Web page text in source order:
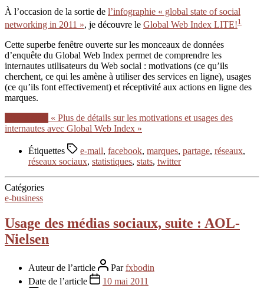
À l’occasion de la sortie de l’infographie « global state of social
networking in 2011 », je découvre le Global Web Index LITE!1
Cette superbe fenêtre ouverte sur les monceaux de données
d’enquête du Global Web Index permet de comprendre les
internautes utilisateurs du Web social : motivations (ce qu’ils
cherchent, ce qui les amène à utiliser des services en ligne), usages
(ce qu’ils font effectivement) et réceptivité aux actions en ligne des
marques.
« Plus de détails sur les motivations et usages des
internautes avec Global Web Index »
Étiquettes e-mail, facebook, marques, partage, réseaux,
réseaux sociaux, statistiques, stats, twitter
Catégories
e-business
Usage des médias sociaux, suite : AOL-
Nielsen
Auteur de l’article Parfxbodin
Date de l’article
10 mai 2011